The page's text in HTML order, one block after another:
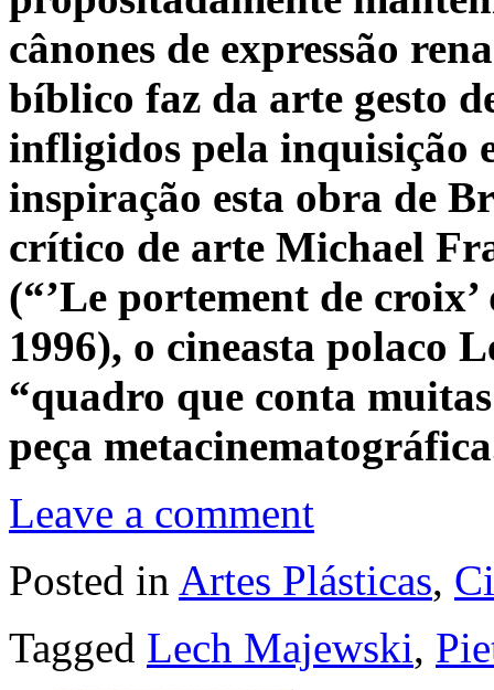
cânones de expressão
bíblico faz da arte gesto
infligidos pela inquisição
inspiração esta obra de
crítico de arte Michael
(“’Le portement de
1996), o cineasta polaco
“quadro que conta
peça
Leave a comment
Posted in Artes Plásticas,
Tagged Lech Majewski,